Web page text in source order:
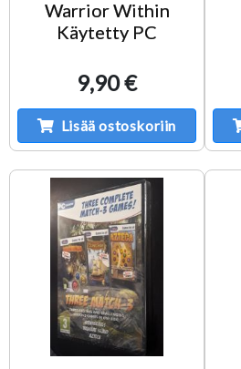
Warrior Within
Käytetty PC
9,90 €
Lisää ostoskoriin